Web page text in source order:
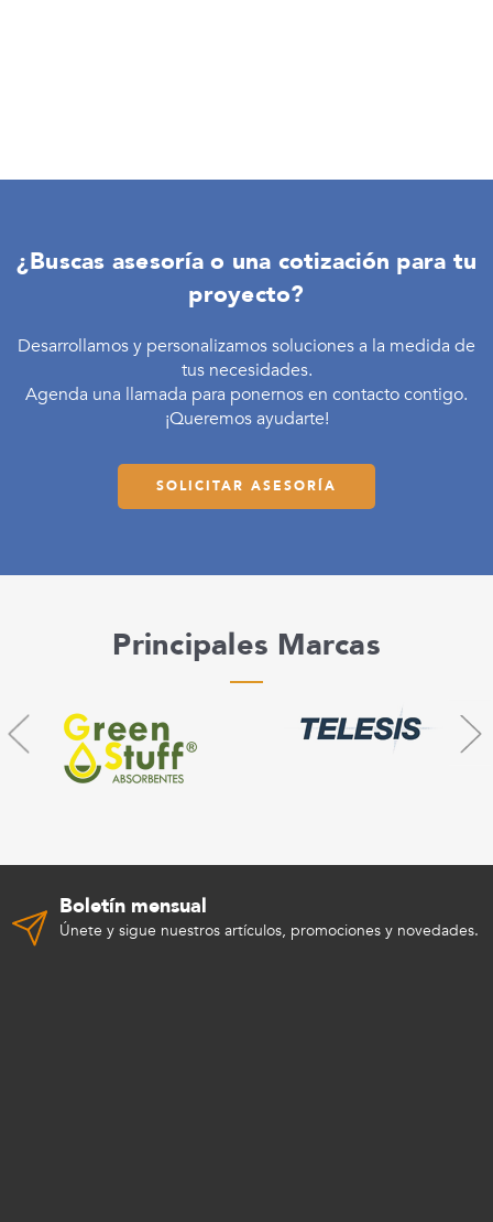
¿Buscas asesoría o una cotización para tu
proyecto?
Desarrollamos y personalizamos soluciones a la medida de
tus necesidades.
Agenda una llamada para ponernos en contacto contigo.
¡Queremos ayudarte!
SOLICITAR ASESORÍA
Principales Marcas
Boletín mensual
Únete y sigue nuestros artículos, promociones y novedades.